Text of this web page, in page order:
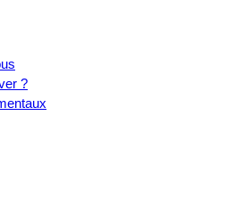
?